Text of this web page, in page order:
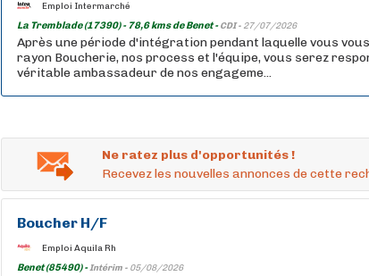
Emploi Intermarché
La Tremblade (17390) - 78,6 kms de Benet -CDI - 27/07/2026
Après une période d'intégration pendant laquelle vous
rayon Boucherie, nos process et l'équipe, vous serez
véritable ambassadeur de nos engageme...
Ne ratez plus d'opportunités !
Recevez les nouvelles annonces de cette
Boucher H/F
Emploi Aquila Rh
Benet (85490) -Intérim - 05/08/2026